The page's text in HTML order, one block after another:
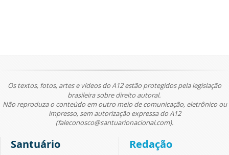
Os textos, fotos, artes e vídeos do A12 estão protegidos pela legislação
brasileira sobre direito autoral.
Não reproduza o conteúdo em outro meio de comunicação, eletrônico ou
impresso, sem autorização expressa do A12
(faleconosco@santuarionacional.com).
Santuário Redação